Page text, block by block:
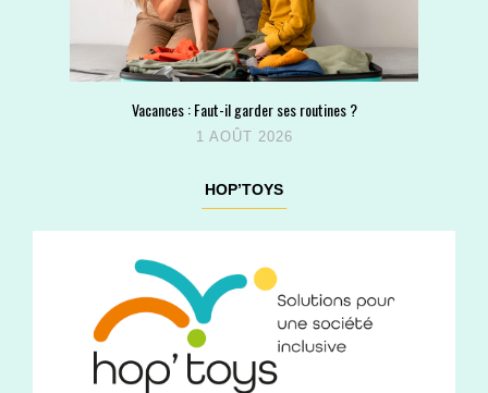
Vacances : Faut-il garder ses routines ?
1 AOÛT 2026
HOP’TOYS